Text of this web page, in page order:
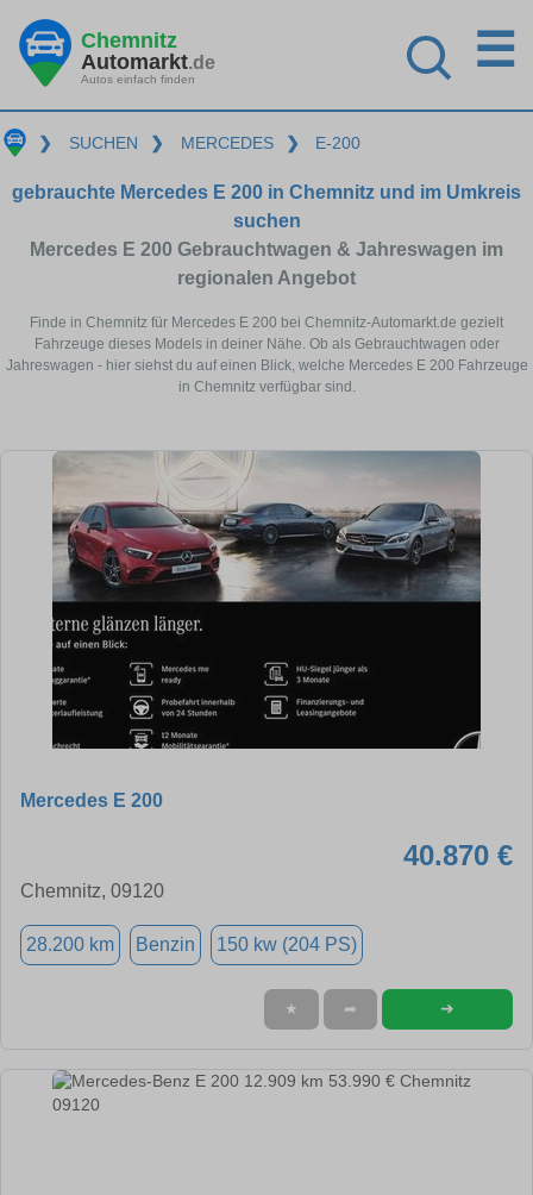
Chemnitz
Automarkt.de
Autos einfach finden
☰
❯ SUCHEN ❯ MERCEDES ❯ E-200
gebrauchte Mercedes E 200 in Chemnitz und im Umkreis
suchen
Mercedes E 200 Gebrauchtwagen & Jahreswagen im
regionalen Angebot
Finde in Chemnitz für Mercedes E 200 bei Chemnitz-Automarkt.de gezielt
Fahrzeuge dieses Models in deiner Nähe. Ob als Gebrauchtwagen oder
Jahreswagen - hier siehst du auf einen Blick, welche Mercedes E 200 Fahrzeuge
in Chemnitz verfügbar sind.
Mercedes E 200
40.870 €
Chemnitz, 09120
28.200 km Benzin 150 kw (204 PS)
★ ➦ ➜